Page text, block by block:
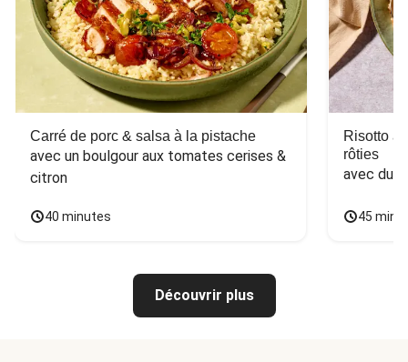
Carré de porc & salsa à la pistache
avec un boulgour aux tomates cerises &
citron
40 minutes
Risotto
rôties
avec du
45
Découvrir plus